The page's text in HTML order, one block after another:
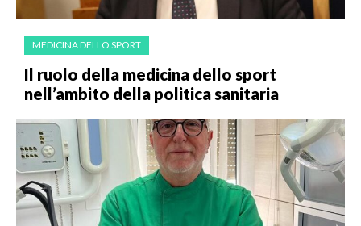
MEDICINA DELLO SPORT
Il ruolo della medicina dello sport
nell’ambito della politica sanitaria